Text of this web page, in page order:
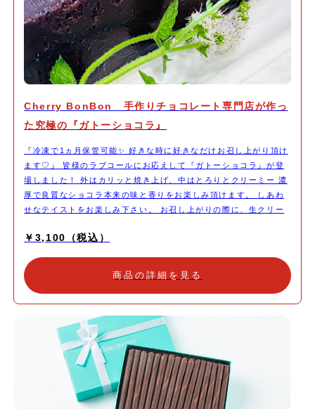
Cherry BonBon 手作りチョコレート専門店が作っ
た究極の『ガトーショコラ』
『冷凍で1ヵ月保管可能✨ 好きな時に好きなだけお召し上がり頂け
ます♡』 皆様のラブコールにお応えして『ガトーショコラ』が登
場しました！ 外はカリッと焼き上げ、中はとろりとクリーミー 濃
厚で良質なショコラ本来の味と香りをお楽しみ頂けます。 しあわ
せなテイストをお楽しみ下さい。 お召し上がりの際に、生クリー
て頂けます。 (召し上がる分だけカットして残りを冷凍保管して頂
￥3,100（税込）
商品の詳細を見る